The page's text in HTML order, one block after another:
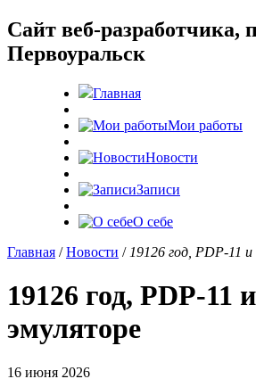
Cайт веб-
Первоуральск
Главная
Мои работы
Новости
Записи
О себе
Главная /Новости / 19126 год, PDP-11
19126 год, PDP-
эмуляторе
16 июня 2026